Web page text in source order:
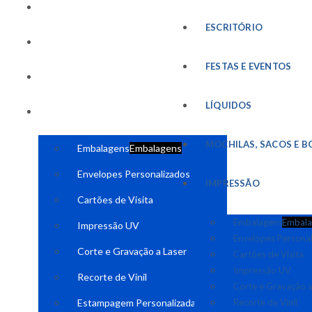
EmbalagensEmbalagens
Envelopes Personalizados
Cartões de Visita
Impressão UV
Corte e Gravação a Laser
Recorte de Vinil
Estampagem Personalizada
ESCRITÓRIO
FESTAS E EVENTOS
LÍQUIDOS
MOCHILAS, SACOS E
IMPRESSÃO
Embalagens
Envelopes
Cartões de Visita
Impressão UV
Corte e Gravação
Recorte de Vinil